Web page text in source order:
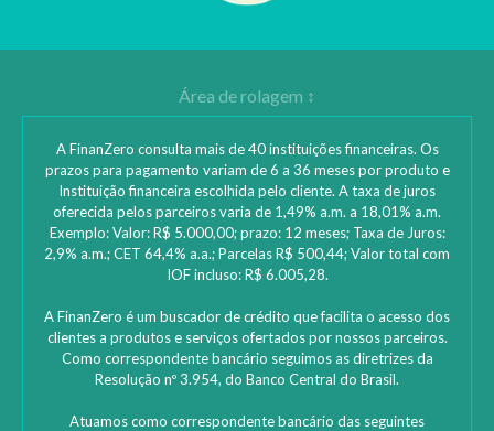
A FinanZero consulta mais de 40 instituições financeiras. Os
prazos para pagamento variam de 6 a 36 meses por produto e
Instituição financeira escolhida pelo cliente. A taxa de juros
oferecida pelos parceiros varia de 1,49% a.m. a 18,01% a.m.
Exemplo: Valor: R$ 5.000,00; prazo: 12 meses; Taxa de Juros:
2,9% a.m.; CET 64,4% a.a.; Parcelas R$ 500,44; Valor total com
IOF incluso: R$ 6.005,28.
A FinanZero é um buscador de crédito que facilita o acesso dos
clientes a produtos e serviços ofertados por nossos parceiros.
Como correspondente bancário seguimos as diretrizes da
Resolução nº 3.954, do Banco Central do Brasil.
Atuamos como correspondente bancário das seguintes